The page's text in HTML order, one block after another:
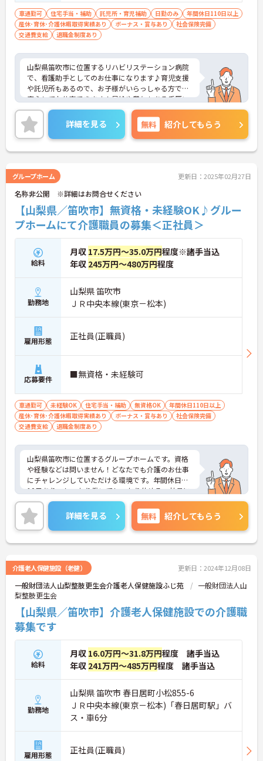
車通勤可 住宅手当・補助 託児所・育児補助 日勤のみ
年間休日110日以上
産休･育休･介護休暇取得実績あり
ボーナス・賞与あり
社会保険完備
交通費支給
退職金制度あり
山梨県笛吹市に位置するリハビリステーション病院
で、看護助手としてのお仕事になります♪育児支援
や託児所もあるので、お子様がいらっしゃる方でも
安心してお仕事できます！昇給や賞与もある手厚い
待遇で、とてもやりがいのある環境です！ご興味あ
る方は面接ポイントをお伝えしますので、お気軽に
お問い合わせください♪
詳細を見る 無料 紹介してもらう
グループホーム 更新日：2025年02月27日
名称非公開 ※詳細はお問合せください
【山梨県／笛吹市】無資格・未経験OK♪グルー
プホームにて介護職員の募集＜正社員＞
給料
月収 17.5万円～35.0万円程度※諸手当込
年収 245万円～480万円程度
勤務地
山梨県 笛吹市
ＪＲ中央本線(東京－松本)
雇用形態 正社員(正職員)
応募要件 ■無資格・未経験可
車通勤可 未経験OK 住宅手当・補助 無資格OK
年間休日110日以上
産休･育休･介護休暇取得実績あり
ボーナス・賞与あり
社会保険完備
交通費支給
退職金制度あり
山梨県笛吹市に位置するグループホームです。資格
や経験などは問いません！どなたでも介護のお仕事
にチャレンジしていただける環境です。年間休日も1
10日あり、しっかり働いてしっかり休める、社員に
とって理想の働き方を実現できます。ご興味をお持
ちの方はお気軽にお問い合わせください。
詳細を見る 無料 紹介してもらう
介護老人保健施設（老健） 更新日：2024年12月08日
一般財団法人山梨整肢更生会介護老人保健施設ふじ苑
一般財団法人山
梨整肢更生会
【山梨県／笛吹市】介護老人保健施設での介護職
募集です
給料
月収 16.0万円～31.8万円程度 諸手当込
年収 241万円～485万円程度 諸手当込
勤務地
山梨県 笛吹市 春日居町小松855-6
ＪＲ中央本線(東京－松本)「春日居町駅」バ
ス・車6分
雇用形態 正社員(正職員)